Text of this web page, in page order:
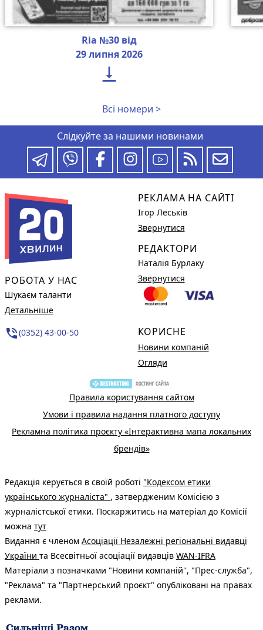
Ria №30 від
29 липня 2026

Всі номери >
Слідкуйте за нашими новинами
РОБОТА У НАС
Шукаєм таланти
Детальніше
phone_in_talk(0352) 43-00-50
РЕКЛАМА НА САЙТІ
Ігор Леськів
Звернутися
РЕДАКТОРИ
Наталія Бурлаку
Звернутися
КОРИСНЕ
Новини компаній
Огляди
Правила користування сайтом
Умови і правила надання платного доступу
Рекламна політика проєкту «Інтерактивна мапа локальних
брендів»
Редакція керується в своїй роботі "Кодексом етики
українського журналіста" , затвердженим Комісією з
журналістської етики. Поскаржитись на матеріал до Комісії
можна тут
Видання є членом Асоціації Незалежні регіональні видавці
України та Всесвітньої асоціації видавців WAN-IFRA
Матеріали з позначками "Новини компаній", "Прес-служба",
"Реклама" та "Партнерський проєкт" опубліковані на правах
реклами.